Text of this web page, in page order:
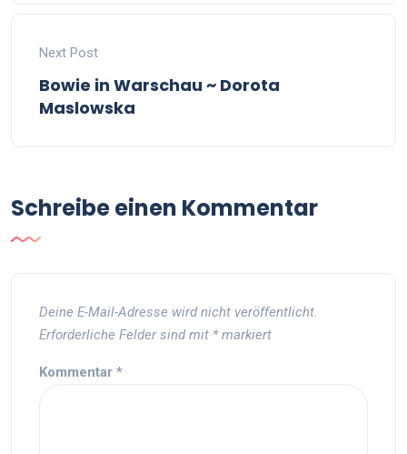
Next Post
Bowie in Warschau ~ Dorota
Maslowska
Schreibe einen Kommentar
Deine E-Mail-Adresse wird nicht veröffentlicht.
Erforderliche Felder sind mit *markiert
Kommentar *